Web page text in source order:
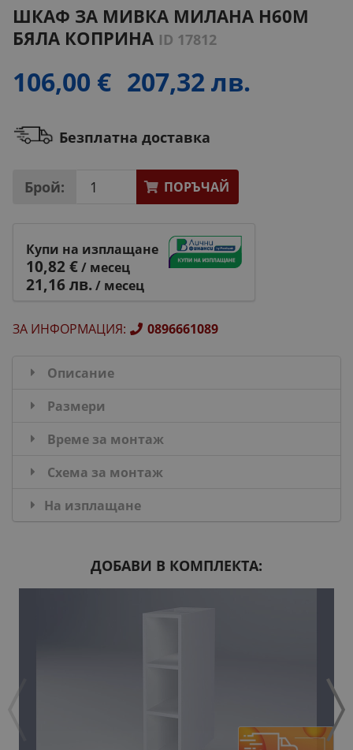
ШКАФ ЗА МИВКА МИЛАНА H60M
БЯЛА КОПРИНА ID 17812
106,00 € 207,32 лв.
Безплатна доставка
Брой: ПОРЪЧАЙ
Купи на изплащане
10,82 €/ месец
21,16 лв./ месец
ЗА ИНФОРМАЦИЯ: 0896661089
Описание
Размери
Време за монтаж
Схема за монтаж
На изплащане
ДОБАВИ В КОМПЛЕКТА: